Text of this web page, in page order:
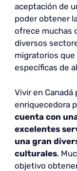
aceptación de
poder obtener
ofrece muchas
diversos
migratorios
específicas de
Vivir en
enriquecedora
cuenta con
excelentes
una gran
culturales.
objetivo